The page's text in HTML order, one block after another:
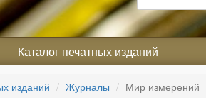
Каталог печатных изданий
изданий Журналы Мир измерений